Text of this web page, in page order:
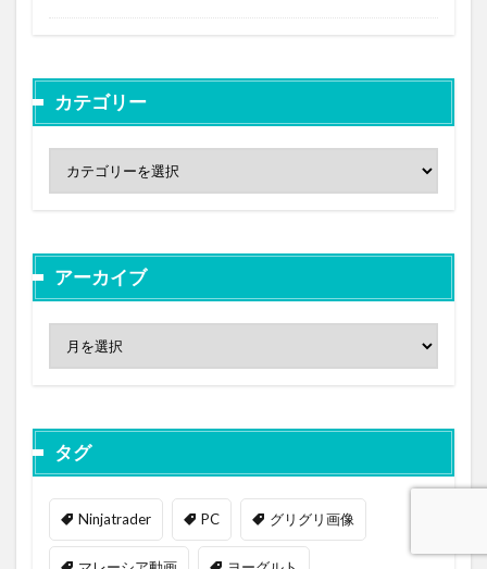
カテゴリー
アーカイブ
タグ
Ninjatrader PC グリグリ画像